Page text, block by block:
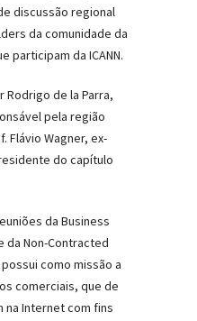
discussão regional
da comunidade da
participam da ICANN.
Rodrigo de la Parra,
pela região
Flávio Wagner, ex-
do capítulo
da Business
da Non-Contracted
possui como missão a
comerciais, que de
na Internet com fins